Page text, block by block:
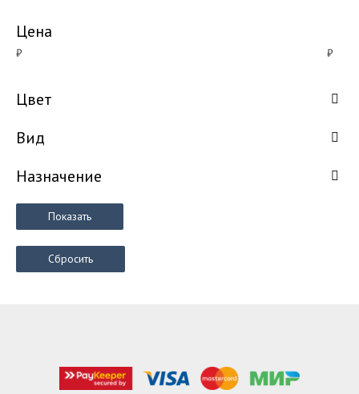
Цена
₽ ₽
Цвет
Вид
Назначение
Показать
Сбросить